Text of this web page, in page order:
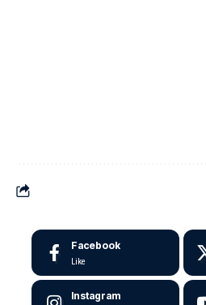
Facebook
Like
Instagram